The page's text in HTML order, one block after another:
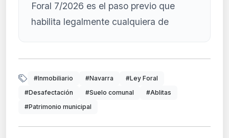
Foral 7/2026 es el paso previo que
habilita legalmente cualquiera de
#Inmobiliario #Navarra
#Ley Foral
#Desafectación
#Suelo comunal
#Ablitas
#Patrimonio municipal